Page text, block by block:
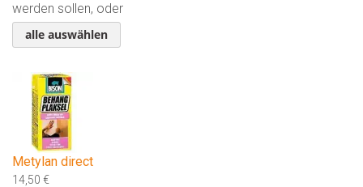
werden sollen, oder
alle auswählen
Metylan direct
14,50 €